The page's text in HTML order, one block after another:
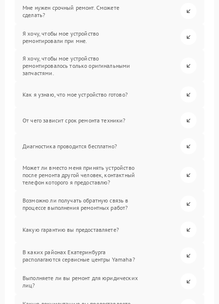
Мне нужен срочный ремонт. Сможете
сделать?
Я хочу, чтобы мое устройство
ремонтировали при мне.
Я хочу, чтобы мое устройство
ремонтировалось только оригинальными
запчастями.
Как я узнаю, что мое устройство готово?
От чего зависит срок ремонта техники?
Диагностика проводится бесплатно?
Может ли вместо меня принять устройство
после ремонта другой человек, контактный
телефон которого я предоставлю?
Возможно ли получать обратную связь в
процессе выполнения ремонтных работ?
Какую гарантию вы предоставляете?
В каких районах Екатеринбурга
располагаются сервисные центры Yamaha?
Выполняете ли вы ремонт для юридических
лиц?